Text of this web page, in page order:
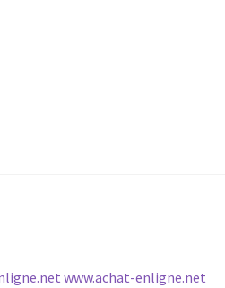
www.achat-enligne.net